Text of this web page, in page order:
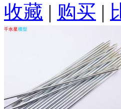
收藏 | 购买 |